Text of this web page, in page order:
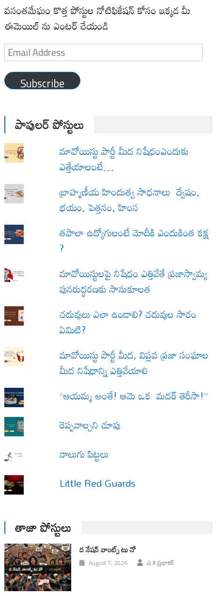
వసంతమేఘం కొత్త పోస్టుల నోటిఫికేషన్ కోసం ఇక్కడ మీ
ఈమెయిల్ ను ఎంటర్ చేయండి
Email
Address
Subscribe
పాపులర్ పోస్టులు
మావోయిస్టు పార్టీ మీద నిషేధంఎందుకు
ఎత్తేయాలంటే…
బ్రాహ్మణీయ హిందుత్వ సాధనాలు ద్వేషం,
భయం, పెత్తనం, హింస
త‌పాలా ఉద్యోగులంటే మోదీకి ఎందుకింత కక్ష
?
మావోయిస్టులపై నిషేధం ఎత్తివేతే ప్రజాస్వామ్య
పునరుద్ధరణకు సానుకూలత
చదువులు ఎలా ఉండాలి? చదువుల సారం
ఏమిటి?
మావోయిస్టు పార్టీ మీద, విప్లవ ప్రజా సంఘాల
మీద నిషేధాన్ని ఎత్తివేయాలి
“ఆయమ్మ అంతే! ఆమె ఒక మదర్ తెరీసా!”
రెప్పవాల్చని చూపు
నాలుగు పిట్టలు
Little Red Guards
తాజా పోస్టులు
ద నేషన్ వాంట్స్ టు నో
August 7, 2026 ఎ కె ప్రభాకర్